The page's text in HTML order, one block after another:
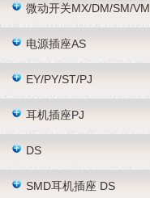
微动开关MX/DM/SM/VM
电源插座AS
EY/PY/ST/PJ
耳机插座PJ
DS
SMD耳机插座 DS